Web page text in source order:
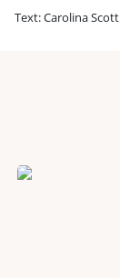
Text: Carolina Scott